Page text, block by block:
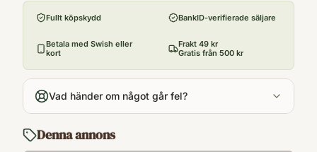
2011
Antal sidor
394
Språk
sv
Format
Fullt köpskydd BankID-verifierade säljare
Betala med Swish eller
kort
Frakt 49 kr
Gratis från 500 kr
Vad händer om något går fel?
Denna annons